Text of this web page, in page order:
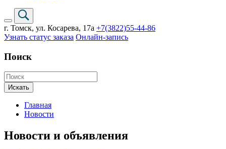
г. Томск, ул. Косарева, 17а +7(3822)55-44-86
Узнать статус заказа Онлайн-запись
Поиск
Искать
Главная
Новости
Новости и объявления